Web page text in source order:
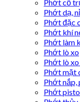
Phớt cổ
Phớt dạ,
Phớt đặc
Phớt khí
Phớt làm
Phớt lò xo
Phớt lò
Phớt mặt
Phớt nắp,
Phớt